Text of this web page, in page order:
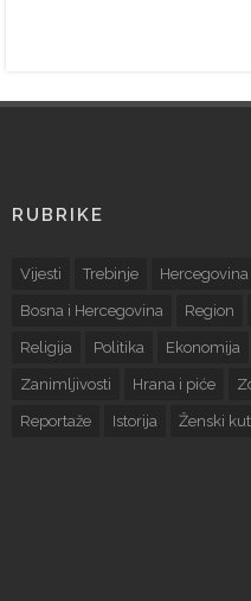
RUBRIKE
Vijesti Trebinje Hercegovina
Bosna i Hercegovina Region
Religija Politika Ekonomija
Zanimljivosti Hrana i piće
Reportaže Istorija Ženski